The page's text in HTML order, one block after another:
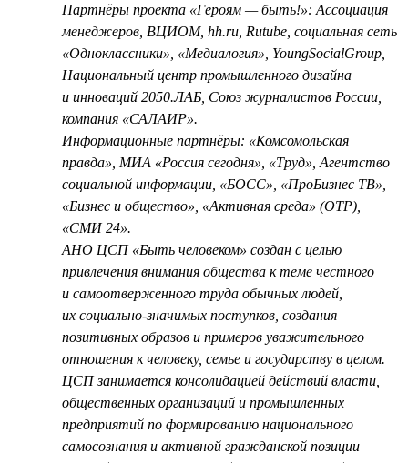
Партнёры проекта «Героям — быть!»: Ассоциация
менеджеров, ВЦИОМ, hh.ru, Rutube, социальная сеть
«Одноклассники», «Медиалогия», YoungSocialGroup,
Национальный центр промышленного дизайна
и инноваций 2050.ЛАБ, Союз журналистов России,
компания «САЛАИР».
Информационные партнёры: «Комсомольская
правда», МИА «Россия сегодня», «Труд», Агентство
социальной информации, «БОСС», «ПроБизнес ТВ»,
«Бизнес и общество», «Активная среда» (ОТР),
«СМИ 24».
АНО ЦСП «Быть человеком» создан с целью
привлечения внимания общества к теме честного
и самоотверженного труда обычных людей,
их социально-значимых поступков, создания
позитивных образов и примеров уважительного
отношения к человеку, семье и государству в целом.
ЦСП занимается консолидацией действий власти,
общественных организаций и промышленных
предприятий по формированию национального
самосознания и активной гражданской позиции